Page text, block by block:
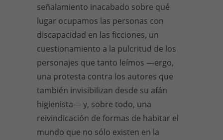
señalamiento inacabado sobre qué
lugar ocupamos las personas con
discapacidad en las ficciones, un
cuestionamiento a la pulcritud de los
personajes que tanto leímos —ergo,
una protesta contra los autores que
también invisibilizan desde su afán
higienista— y, sobre todo, una
reivindicación de formas de habitar el
mundo que no sólo existen en la